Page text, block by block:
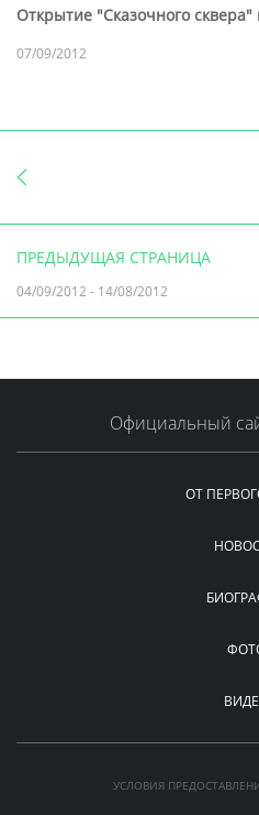
Открытие "Сказочного сквера"
07/09/2012
ПРЕДЫДУЩАЯ СТРАНИЦА
04/09/2012 - 14/08/2012
Официальный
ОТ
УСЛОВИЯ